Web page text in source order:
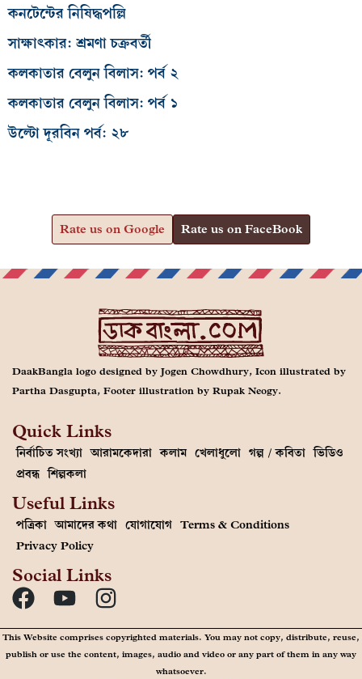
কনটেন্টের নিষিদ্ধপল্লি
সাক্ষাৎকার: শ্রমণা চক্রবর্তী
কলকাতার বেলুন বিলাস: পর্ব ২
কলকাতার বেলুন বিলাস: পর্ব ১
উল্টো দূরবিন পর্ব: ২৮
Rate us on Google Rate us on FaceBook
DaakBangla logo designed by Jogen Chowdhury, Icon illustrated by
Partha Dasgupta, Footer illustration by Rupak Neogy.
Quick Links
নির্বাচিত সংখ্যা আরামকেদারা কলাম খেলাধুলো গল্প / কবিতা ভিডিও
প্রবন্ধ শিল্পকলা
Useful Links
পত্রিকা আমাদের কথা যোগাযোগ Terms & Conditions
Privacy Policy
Social Links
This Website comprises copyrighted materials. You may not copy, distribute, reuse,
publish or use the content, images, audio and video or any part of them in any way
whatsoever.